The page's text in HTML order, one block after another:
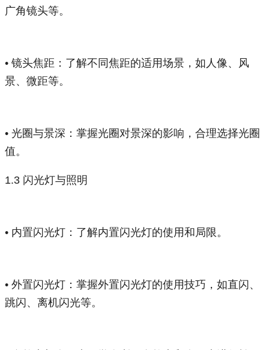
广角镜头等。
• 镜头焦距：了解不同焦距的适用场景，如人像、风
景、微距等。
• 光圈与景深：掌握光圈对景深的影响，合理选择光圈
值。
1.3 闪光灯与照明
• 内置闪光灯：了解内置闪光灯的使用和局限。
• 外置闪光灯：掌握外置闪光灯的使用技巧，如直闪、
跳闪、离机闪光等。